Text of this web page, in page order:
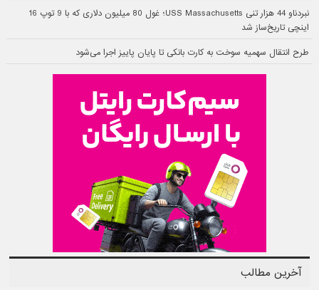
نبردناو 44 هزار تنی USS Massachusetts؛ غول 80 میلیون دلاری که با 9 توپ 16
اینچی تاریخ‌ساز شد
طرح انتقال سهمیه سوخت به کارت بانکی تا پایان پاییز اجرا می‌شود
آخرین مطالب